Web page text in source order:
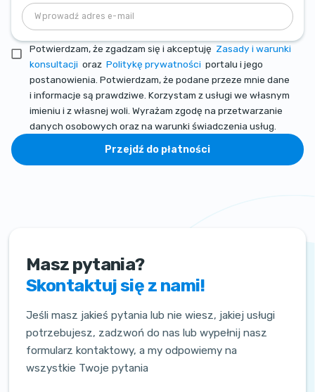
Potwierdzam, że zgadzam się i akceptuję Zasady i warunki
konsultacji oraz Politykę prywatności portalu i jego
postanowienia. Potwierdzam, że podane przeze mnie dane
i informacje są prawdziwe. Korzystam z usługi we własnym
imieniu i z własnej woli. Wyrażam zgodę na przetwarzanie
danych osobowych oraz na warunki świadczenia usług.
Przejdź do płatności
Masz pytania?
Skontaktuj się z nami!
Jeśli masz jakieś pytania lub nie wiesz, jakiej usługi
potrzebujesz, zadzwoń do nas lub wypełnij nasz
formularz kontaktowy, a my odpowiemy na
wszystkie Twoje pytania